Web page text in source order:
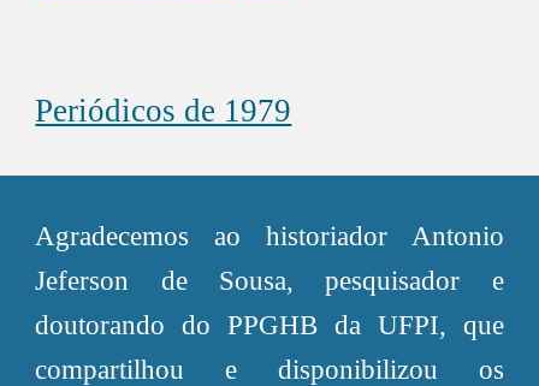
Periódicos de 1979
Agradecemos ao historiador Antonio
Jeferson de Sousa, pesquisador e
doutorando do PPGHB da UFPI, que
compartilhou e disponibilizou os